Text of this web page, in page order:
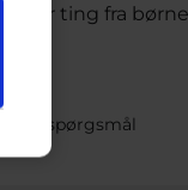
ting fra
spørgsmål